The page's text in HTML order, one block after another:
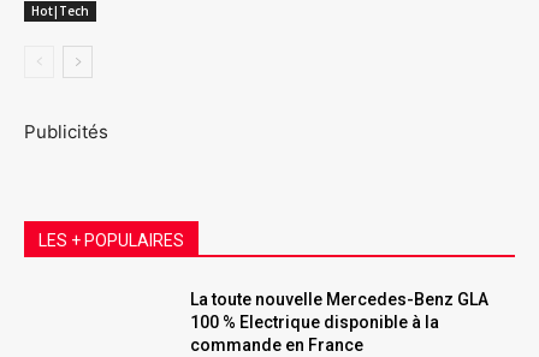
Hot|Tech
Publicités
LES + POPULAIRES
La toute nouvelle Mercedes-Benz GLA
100 % Electrique disponible à la
commande en France